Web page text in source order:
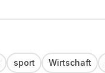
sport Wirtschaft